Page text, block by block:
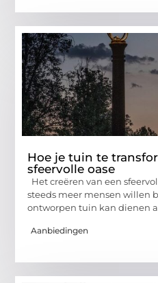
Hoe je tuin te
sfeervolle oase
Het creëren van een
steeds meer mensen willen
ontworpen tuin kan dienen
Aanbiedingen